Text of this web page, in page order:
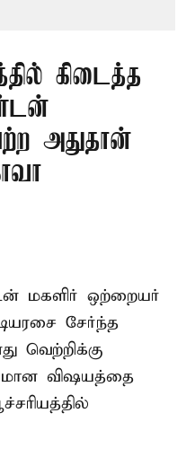
கிடைத்த
அதுதான்
மகளிர் ஒற்றையர்
சேர்ந்த
வெற்றிக்கு
விஷயத்தை